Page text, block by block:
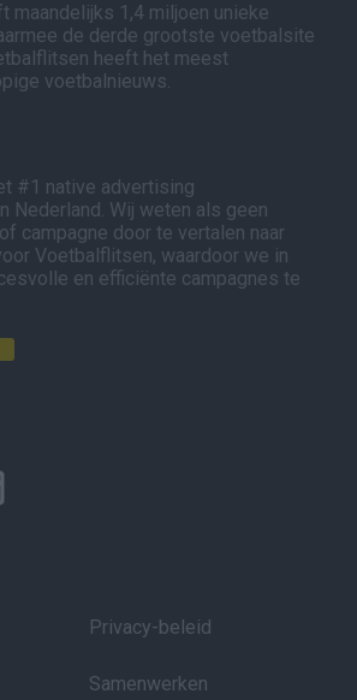
maandelijks 1,4 miljoen unieke
de derde grootste voetbalsite
heeft het meest
voetbalnieuws.
#1 native advertising
Nederland. Wij weten als geen
campagne door te vertalen naar
Voetbalflitsen, waardoor we in
en efficiënte campagnes te
Privacy-beleid
Samenwerken